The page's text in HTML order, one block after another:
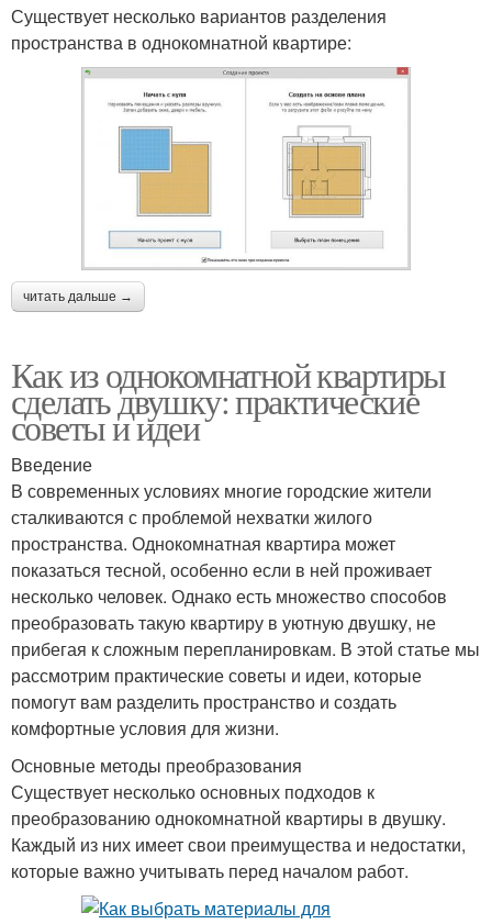
Существует несколько вариантов разделения
пространства в однокомнатной квартире:
читать дальше →
Как из однокомнатной квартиры
сделать двушку: практические
советы и идеи
Введение
В современных условиях многие городские жители
сталкиваются с проблемой нехватки жилого
пространства. Однокомнатная квартира может
показаться тесной, особенно если в ней проживает
несколько человек. Однако есть множество способов
преобразовать такую квартиру в уютную двушку, не
прибегая к сложным перепланировкам. В этой статье мы
рассмотрим практические советы и идеи, которые
помогут вам разделить пространство и создать
комфортные условия для жизни.
Основные методы преобразования
Существует несколько основных подходов к
преобразованию однокомнатной квартиры в двушку.
Каждый из них имеет свои преимущества и недостатки,
которые важно учитывать перед началом работ.